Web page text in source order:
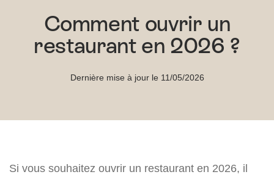
Comment ouvrir un
restaurant en 2026 ?
Dernière mise à jour le 11/05/2026
Si vous souhaitez ouvrir un restaurant en 2026, il